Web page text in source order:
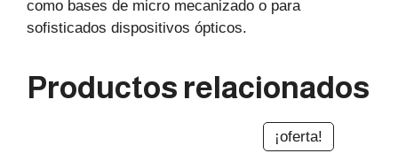
como bases de micro mecanizado o para
sofisticados dispositivos ópticos.
Productos relacionados
¡oferta!